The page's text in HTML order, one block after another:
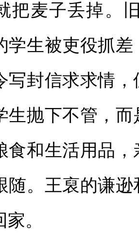
把麦子丢掉。
学生被吏役抓
写封信求求情
生抛下不管，
食和生活用品
随。王裒的谦
。